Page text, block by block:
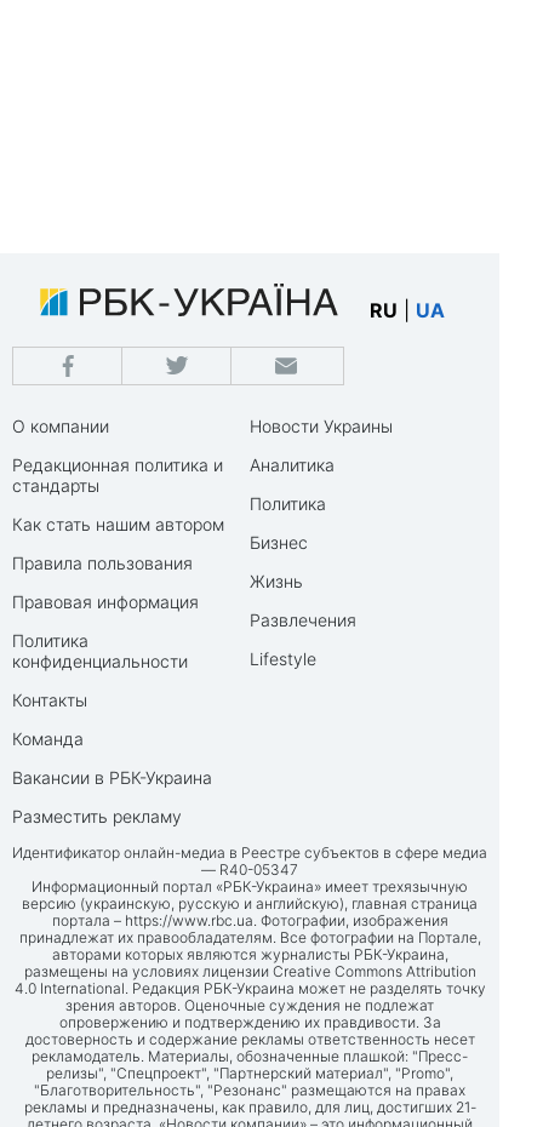
RU UA
О компании
Редакционная политика и
стандарты
Как стать нашим автором
Правила пользования
Правовая информация
Политика
конфиденциальности
Контакты
Команда
Вакансии в РБК-Украина
Разместить рекламу
Новости Украины
Аналитика
Политика
Бизнес
Жизнь
Развлечения
Lifestyle
Идентификатор онлайн-медиа в Реестре субъектов в сфере медиа
— R40-05347
Информационный портал «РБК-Украина» имеет трехязычную
версию (украинскую, русскую и английскую), главная страница
портала – https://www.rbc.ua. Фотографии, изображения
принадлежат их правообладателям. Все фотографии на Портале,
авторами которых являются журналисты РБК-Украина,
размещены на условиях лицензии Creative Commons Attribution
4.0 International. Редакция РБК-Украина может не разделять точку
зрения авторов. Оценочные суждения не подлежат
опровержению и подтверждению их правдивости. За
достоверность и содержание рекламы ответственность несет
рекламодатель. Материалы, обозначенные плашкой: "Пресс-
релизы", "Спецпроект", "Партнерский материал", "Promo",
"Благотворительность", "Резонанс" размещаются на правах
рекламы и предназначены, как правило, для лиц, достигших 21-